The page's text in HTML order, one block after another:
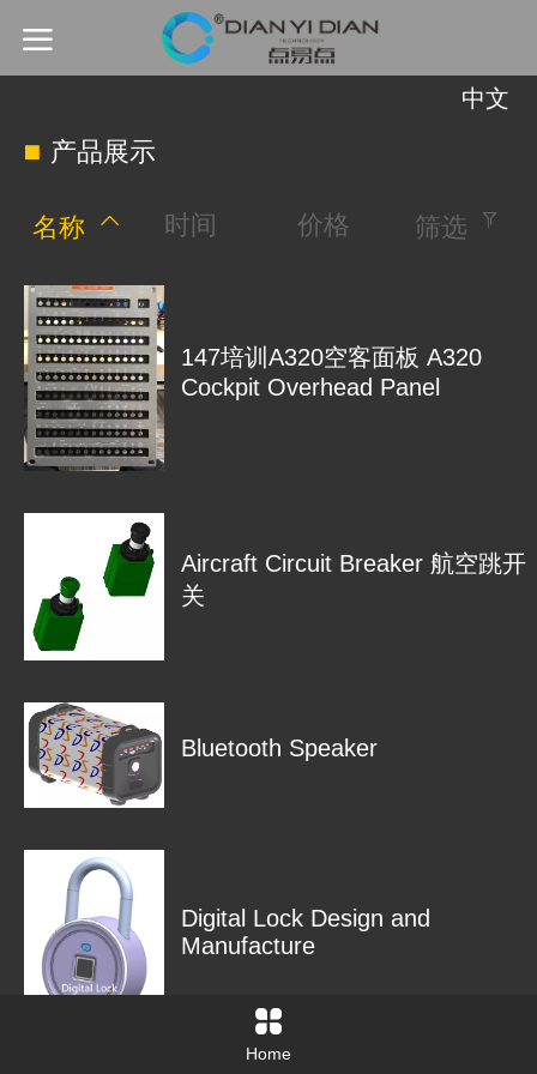
中文
中文
产品展示
名称 时间 价格 筛选
147培训A320空客面板 A320
Cockpit Overhead Panel
Aircraft Circuit Breaker 航空跳开
关
Bluetooth Speaker
Digital Lock Design and
Manufacture
Home